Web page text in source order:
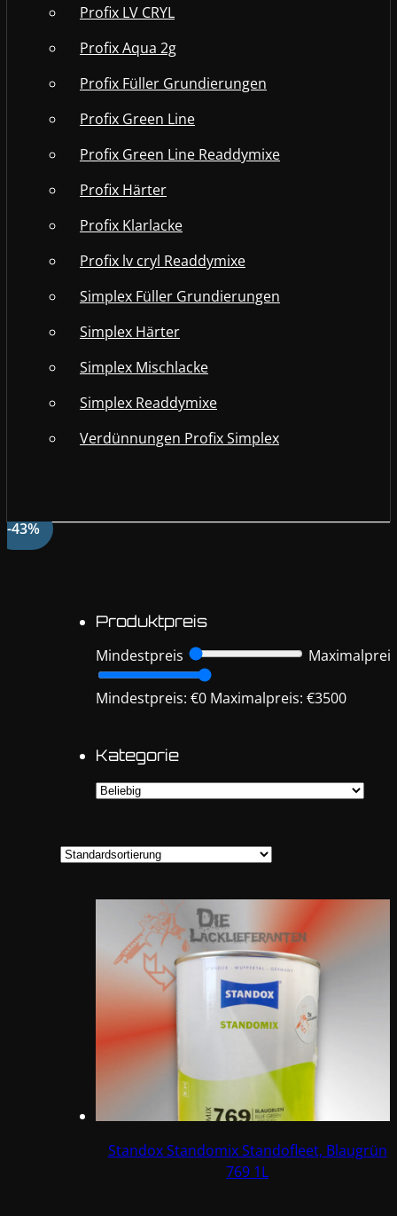
Profix LV CRYL
Profix Aqua 2g
Profix Füller Grundierungen
Profix Green Line
Profix Green Line Readdymixe
Profix Härter
Profix Klarlacke
Profix lv cryl Readdymixe
Simplex Füller Grundierungen
Simplex Härter
Simplex Mischlacke
Simplex Readdymixe
Verdünnungen Profix Simplex
Produktpreis
Mindestpreis
Maximalpreis
Mindestpreis: €0 Maximalpreis: €3500
Kategorie
Standox Standomix Standofleet, Blaugrün
769 1L
-43%